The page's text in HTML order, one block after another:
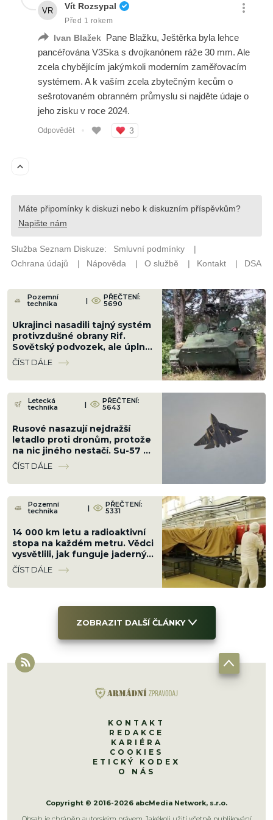
Pozemní
technika | PŘEČTENÍ:
5690
Ukrajinci nasadili tajný systém
protivzdušné obrany Rif.
Sovětský podvozek, ale úplně
jiná hra proti letounům
ČÍST DÁLE
Letecká
technika | PŘEČTENÍ:
5643
Rusové nasazují nejdražší
letadlo proti dronům, protože
na nic jiného nestačí. Su-57 v
nové konfiguraci stačí radar
„Bělka“
ČÍST DÁLE
Pozemní
technika | PŘEČTENÍ:
5331
14 000 km letu a radioaktivní
stopa na každém metru. Vědci
vysvětlili, jak funguje jaderný
motor ruské střely
Burevestnik
ČÍST DÁLE
ZOBRAZIT DALŠÍ ČLÁNKY
KONTAKT
REDAKCE
KARIÉRA
COOKIES
ETICKÝ KODEX
O NÁS
Copyright © 2016-2026 abcMedia Network, s.r.o.